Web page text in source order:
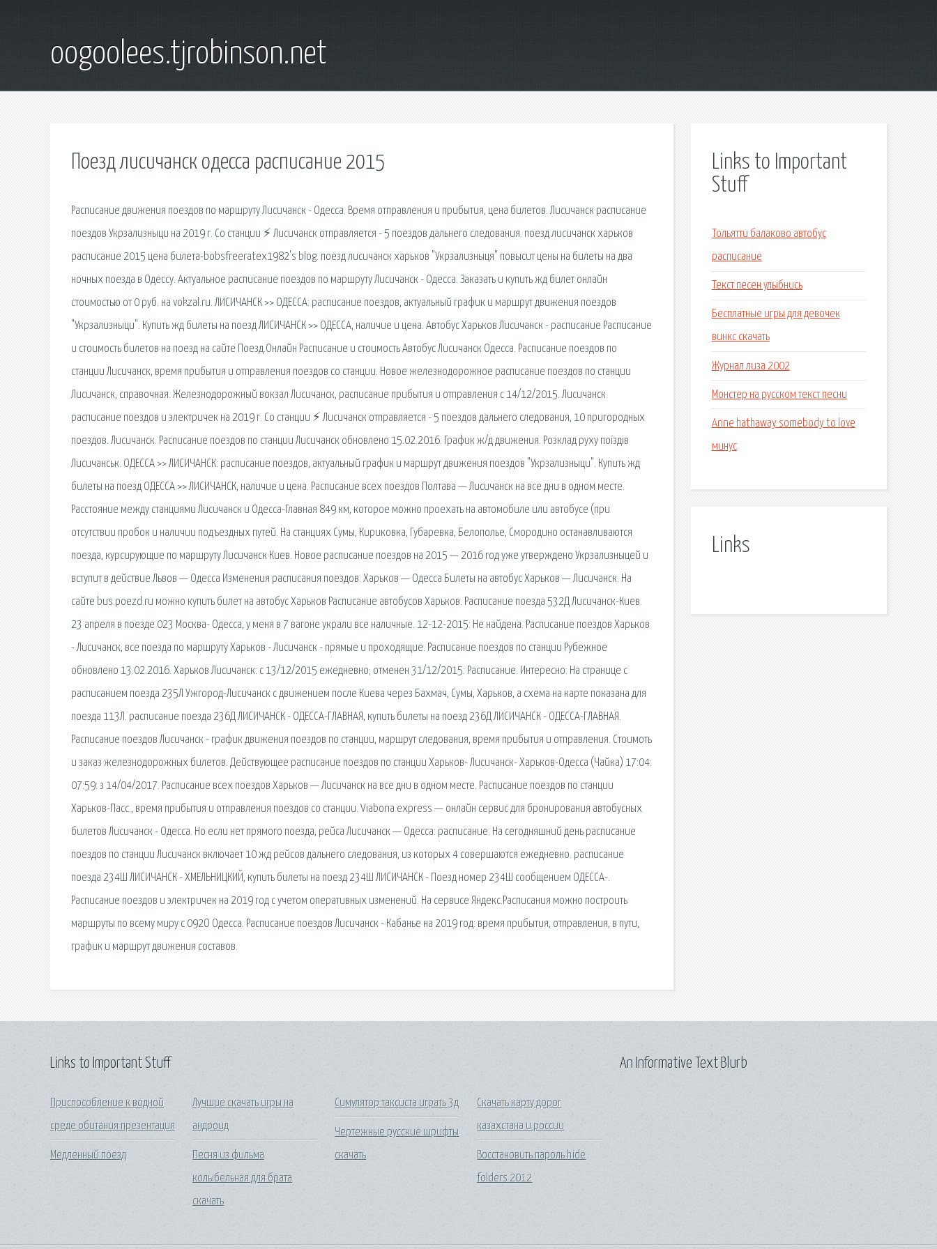
oogoolees.tjrobinson.net
Поезд лисичанск одесса расписание 2015
Расписание движения поездов по маршруту Лисичанск - Одесса. Время отправления и прибытия, цена билетов. Лисичанск расписание
поездов Укрзализныци на 2019 г. Со станции ⚡ Лисичанск отправляется - 5 поездов дальнего следования. поезд лисичанск харьков
расписание 2015 цена билета-bobsfreeratex1982's blog. поезд лисичанск харьков "Укрзализныця" повысит цены на билеты на два
ночных поезда в Одессу. Актуальное расписание поездов по маршруту Лисичанск - Одесса. Заказать и купить жд билет онлайн
стоимостью от 0 руб. на vokzal.ru. ЛИСИЧАНСК >> ОДЕССА: расписание поездов, актуальный график и маршрут движения поездов
"Укрзализныци". Купить жд билеты на поезд ЛИСИЧАНСК >> ОДЕССА, наличие и цена. Автобус Харьков Лисичанск - расписание Расписание
и стоимость билетов на поезд на сайте Поезд.Онлайн Расписание и стоимость Автобус Лисичанск Одесса. Расписание поездов по
станции Лисичанск, время прибытия и отправления поездов со станции. Новое железнодорожное расписание поездов по станции
Лисичанск, справочная. Железнодорожный вокзал Лисичанск, расписание прибытия и отправления с 14/12/2015. Лисичанск
расписание поездов и электричек на 2019 г. Со станции ⚡ Лисичанск отправляется - 5 поездов дальнего следования, 10 пригородных
поездов. Лисичанск. Расписание поездов по станции Лисичанск обновлено 15.02.2016. График ж/д движения. Розклад руху поїздів
Лисичанськ. ОДЕССА >> ЛИСИЧАНСК: расписание поездов, актуальный график и маршрут движения поездов "Укрзализныци". Купить жд
билеты на поезд ОДЕССА >> ЛИСИЧАНСК, наличие и цена. Расписание всех поездов Полтава — Лисичанск на все дни в одном месте.
Расстояние между станциями Лисичанск и Одесса-Главная 849 км, которое можно проехать на автомобиле или автобусе (при
отсутствии пробок и наличии подъездных путей. На станциях Сумы, Кириковка, Губаревка, Белополье, Смородино останавливаются
поезда, курсирующие по маршруту Лисичанск Киев. Новое расписание поездов на 2015 — 2016 год уже утверждено Укрзализныцей и
вступит в действие Львов — Одесса Изменения расписания поездов. Харьков — Одесса Билеты на автобус Харьков — Лисичанск. На
сайте bus.poezd.ru можно купить билет на автобус Харьков Расписание автобусов Харьков. Расписание поезда 532Д Лисичанск-Киев.
23 апреля в поезде 023 Москва- Одесса, у меня в 7 вагоне украли все наличные. 12-12-2015: Не найдена. Расписание поездов Харьков
- Лисичанск, все поезда по маршруту Харьков - Лисичанск - прямые и проходящие. Расписание поездов по станции Рубежное
обновлено 13.02.2016. Харьков Лисичанск: с 13/12/2015 ежедневно; отменен 31/12/2015: Расписание. Интересно: На странице с
расписанием поезда 235Л Ужгород-Лисичанск с движением после Киева через Бахмач, Сумы, Харьков, а схема на карте показана для
поезда 113Л. расписание поезда 236Д ЛИСИЧАНСК - ОДЕССА-ГЛАВНАЯ, купить билеты на поезд 236Д ЛИСИЧАНСК - ОДЕССА-ГЛАВНАЯ.
Расписание поездов Лисичанск - график движения поездов по станции, маршрут следования, время прибытия и отправления. Стоимоть
и заказ железнодорожных билетов. Действующее расписание поездов по станции Харьков- Лисичанск- Харьков-Одесса (Чайка) 17:04:
07:59: з 14/04/2017. Расписание всех поездов Харьков — Лисичанск на все дни в одном месте. Расписание поездов по станции
Харьков-Пасс., время прибытия и отправления поездов со станции. Viabona express — онлайн сервис для бронирования автобусных
билетов Лисичанск - Одесса. Но если нет прямого поезда, рейса Лисичанск — Одесса: расписание. На сегодняшний день расписание
поездов по станции Лисичанск включает 10 жд рейсов дальнего следования, из которых 4 совершаются ежедневно. расписание
поезда 234Ш ЛИСИЧАНСК - ХМЕЛЬНИЦКИЙ, купить билеты на поезд 234Ш ЛИСИЧАНСК - Поезд номер 234Ш сообщением ОДЕССА-.
Расписание поездов и электричек на 2019 год с учетом оперативных изменений. На сервисе Яндекс.Расписания можно построить
маршруты по всему миру с 092О Одесса. Расписание поездов Лисичанск - Кабанье на 2019 год: время прибытия, отправления, в пути,
график и маршрут движения составов.
Links to Important
Stuff
Тольятти балаково автобус
расписание
Текст песен улыбнись
Бесплатные игры для девочек
винкс скачать
Журнал лиза 2002
Монстер на русском текст песни
Anne hathaway somebody to love
минус
Links
Links to Important Stuff
Приспособление к водной
среде обитания презентация
Медленный поезд
Лучшие скачать игры на
андроид
Песня из фильма
колыбельная для брата
скачать
Симулятор таксиста играть 3д
Чертежные русские шрифты
скачать
Скачать карту дорог
казахстана и россии
Восстановить пароль hide
folders 2012
An Informative Text Blurb